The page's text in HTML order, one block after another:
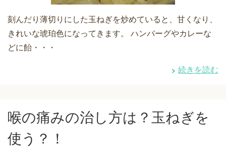
刻んだり薄切りにした玉ねぎを炒めていると、甘くなり、
きれいな琥珀色になってきます。 ハンバーグやカレーな
どに飴・・・
続きを読む
喉の痛みの治し方は？玉ねぎを
使う？！